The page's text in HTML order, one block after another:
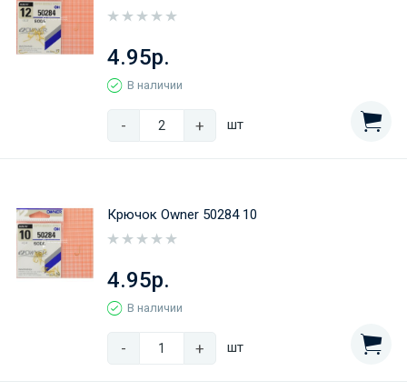
4.95р.
В наличии
- + шт
Крючок Owner 50284 10
4.95р.
В наличии
- + шт